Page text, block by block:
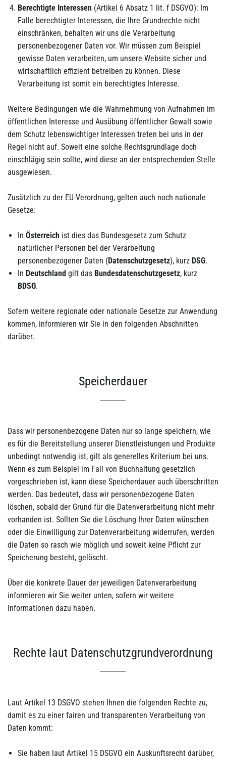
Berechtigte Interessen (Artikel 6 Absatz 1 lit. f DSGVO): Im
Falle berechtigter Interessen, die Ihre Grundrechte nicht
einschränken, behalten wir uns die Verarbeitung
personenbezogener Daten vor. Wir müssen zum Beispiel
gewisse Daten verarbeiten, um unsere Website sicher und
wirtschaftlich effizient betreiben zu können. Diese
Verarbeitung ist somit ein berechtigtes Interesse.
Weitere Bedingungen wie die Wahrnehmung von Aufnahmen im
öffentlichen Interesse und Ausübung öffentlicher Gewalt sowie
dem Schutz lebenswichtiger Interessen treten bei uns in der
Regel nicht auf. Soweit eine solche Rechtsgrundlage doch
einschlägig sein sollte, wird diese an der entsprechenden Stelle
ausgewiesen.
Zusätzlich zu der EU-Verordnung, gelten auch noch nationale
Gesetze:
In Österreich ist dies das Bundesgesetz zum Schutz
natürlicher Personen bei der Verarbeitung
personenbezogener Daten (Datenschutzgesetz), kurz DSG.
In Deutschland gilt das Bundesdatenschutzgesetz, kurz
BDSG.
Sofern weitere regionale oder nationale Gesetze zur Anwendung
kommen, informieren wir Sie in den folgenden Abschnitten
darüber.
Speicherdauer
Dass wir personenbezogene Daten nur so lange speichern, wie
es für die Bereitstellung unserer Dienstleistungen und Produkte
unbedingt notwendig ist, gilt als generelles Kriterium bei uns.
Wenn es zum Beispiel im Fall von Buchhaltung gesetzlich
vorgeschrieben ist, kann diese Speicherdauer auch überschritten
werden. Das bedeutet, dass wir personenbezogene Daten
löschen, sobald der Grund für die Datenverarbeitung nicht mehr
vorhanden ist. Sollten Sie die Löschung Ihrer Daten wünschen
oder die Einwilligung zur Datenverarbeitung widerrufen, werden
die Daten so rasch wie möglich und soweit keine Pflicht zur
Speicherung besteht, gelöscht.
Über die konkrete Dauer der jeweiligen Datenverarbeitung
informieren wir Sie weiter unten, sofern wir weitere
Informationen dazu haben.
Rechte laut Datenschutzgrundverordnung
Laut Artikel 13 DSGVO stehen Ihnen die folgenden Rechte zu,
damit es zu einer fairen und transparenten Verarbeitung von
Daten kommt:
Sie haben laut Artikel 15 DSGVO ein Auskunftsrecht darüber,